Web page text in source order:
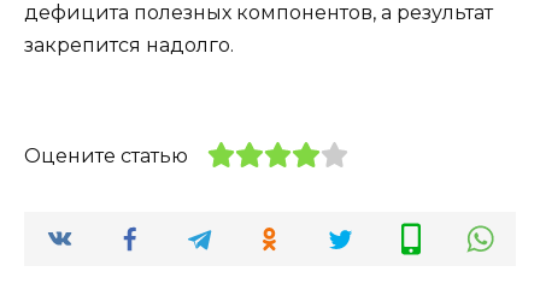
дефицита полезных компонентов, а результат
закрепится надолго.
Оцените статью